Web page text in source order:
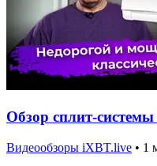
Обзор сплит-
Видеообзоры iXBT.live • 1